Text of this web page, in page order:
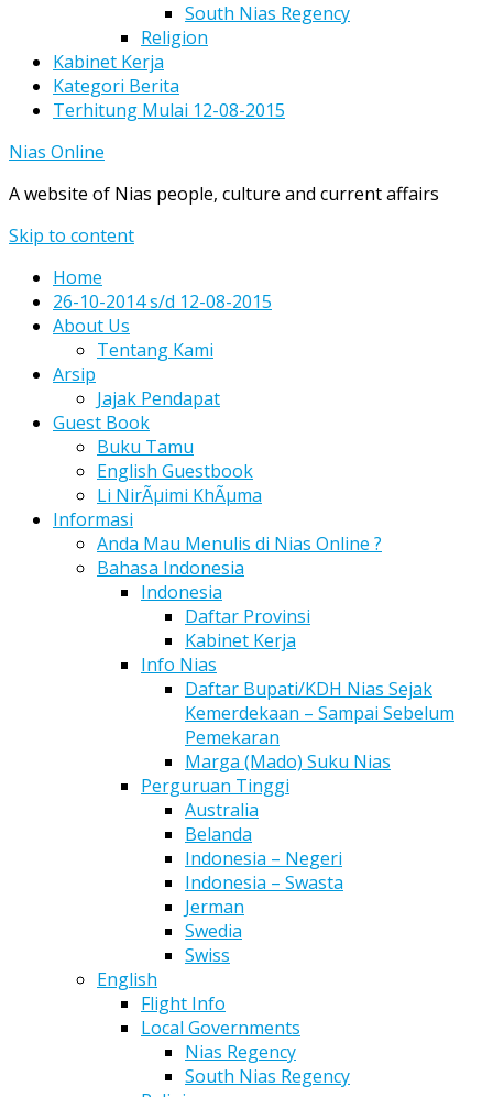
South Nias Regency
Religion
Kabinet Kerja
Kategori Berita
Terhitung Mulai 12-08-2015
Nias Online
A website of Nias people, culture and current affairs
Skip to content
Home
26-10-2014 s/d 12-08-2015
About Us
Tentang Kami
Arsip
Jajak Pendapat
Guest Book
Buku Tamu
English Guestbook
Li NirÃµimi KhÃµma
Informasi
Anda Mau Menulis di Nias Online ?
Bahasa Indonesia
Indonesia
Daftar Provinsi
Kabinet Kerja
Info Nias
Daftar Bupati/KDH Nias Sejak
Kemerdekaan – Sampai Sebelum
Pemekaran
Marga (Mado) Suku Nias
Perguruan Tinggi
Australia
Belanda
Indonesia – Negeri
Indonesia – Swasta
Jerman
Swedia
Swiss
English
Flight Info
Local Governments
Nias Regency
South Nias Regency